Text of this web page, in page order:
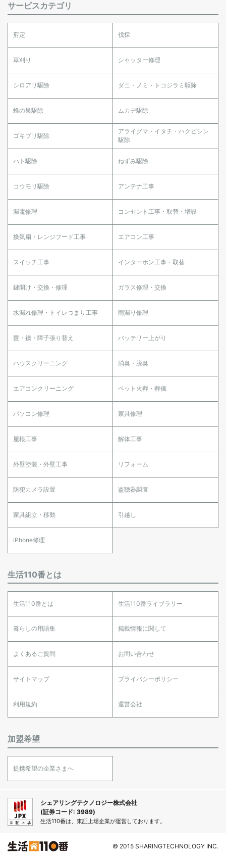
サービスカテゴリ
剪定 伐採
草刈り シャッター修理
シロアリ駆除 ダニ・ノミ・トコジラミ駆除
蜂の巣駆除 ムカデ駆除
ゴキブリ駆除
アライグマ・イタチ・ハクビシン
駆除
ハト駆除 ねずみ駆除
コウモリ駆除 アンテナ工事
漏電修理 コンセント工事・取替・増設
換気扇・レンジフード工事 エアコン工事
スイッチ工事 インターホン工事・取替
鍵開け・交換・修理 ガラス修理・交換
水漏れ修理・トイレつまり工事 雨漏り修理
畳・襖・障子張り替え バッテリー上がり
ハウスクリーニング 消臭・脱臭
エアコンクリーニング ペット火葬・葬儀
パソコン修理 家具修理
屋根工事 解体工事
外壁塗装・外壁工事 リフォーム
防犯カメラ設置 盗聴器調査
家具組立・移動 引越し
iPhone修理
生活110番とは
生活110番とは 生活110番ライブラリー
暮らしの用語集 掲載情報に関して
よくあるご質問 お問い合わせ
サイトマップ プライバシーポリシー
利用規約 運営会社
加盟希望
提携希望の企業さまへ
シェアリングテクノロジー株式会社
(証券コード: 3989)
生活110番は、東証上場企業が運営しております。
© 2015 SHARINGTECHNOLOGY INC.